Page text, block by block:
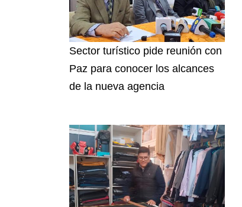
Sector turístico pide reunión con
Paz para conocer los alcances
de la nueva agencia